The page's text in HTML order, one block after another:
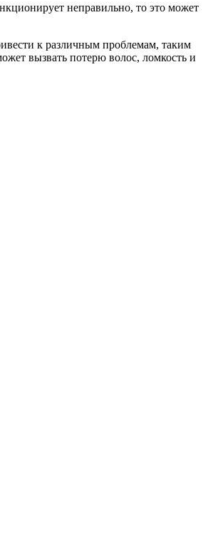
неправильно, то это может
к различным проблемам, таким
вызвать потерю волос, ломкость и